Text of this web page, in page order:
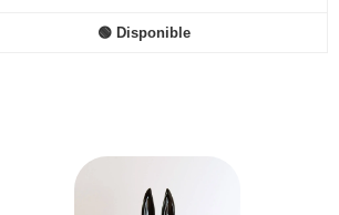
🟢 Disponible